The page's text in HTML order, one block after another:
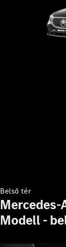
VLE Új
Horizon
Belső tér
Mercedes-
Modell -